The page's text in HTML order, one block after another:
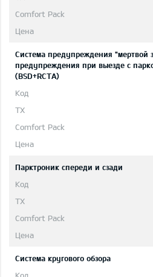
Система предупреждения "мертвой
предупреждения при выезде с
(BSD+RCTA)
Парктроник спереди и сзади
Система кругового обзора